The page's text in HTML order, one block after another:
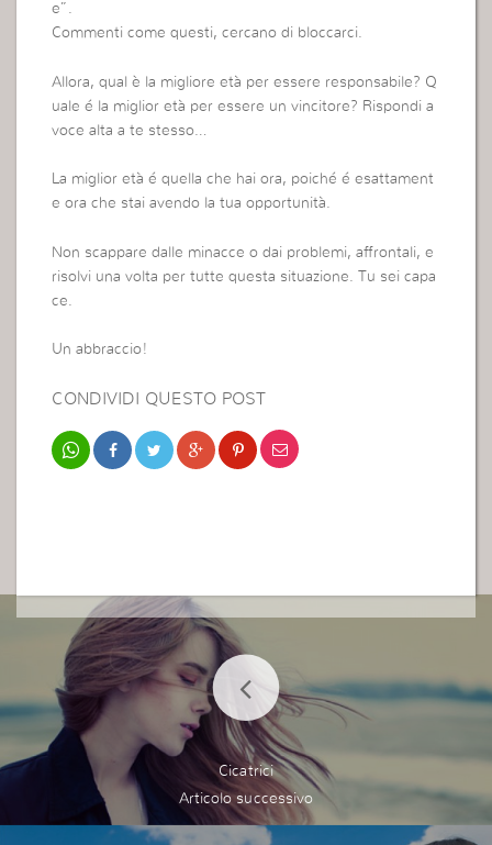
e”.
Commenti come questi, cercano di bloccarci.
Allora, qual è la migliore età per essere responsabile? Q
uale é la miglior età per essere un vincitore? Rispondi a
voce alta a te stesso…
La miglior età é quella che hai ora, poiché é esattament
e ora che stai avendo la tua opportunità.
Non scappare dalle minacce o dai problemi, affrontali, e
risolvi una volta per tutte questa situazione. Tu sei capa
ce.
Un abbraccio!
CONDIVIDI QUESTO POST
Cicatrici